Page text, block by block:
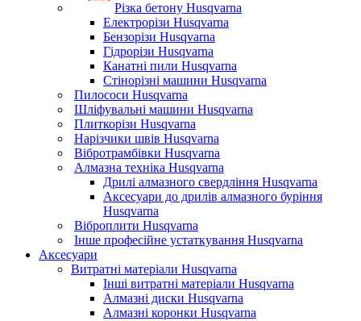
Різка бетону Husqvarna
Електрорізи Husqvarna
Бензорізи Husqvarna
Гідрорізи Husqvarna
Канатні пили Husqvarna
Стінорізні машини Husqvarna
Пилососи Husqvarna
Шліфувальні машини Husqvarna
Плиткорізи Husqvarna
Нарізчики швів Husqvarna
Вібротрамбівки Husqvarna
Алмазна техніка Husqvarna
Дрилі алмазного свердління Husqvarna
Аксесуари до дрилів алмазного буріння
Husqvarna
Віброплити Husqvarna
Інше професійне устаткування Husqvarna
Аксесуари
Витратні матеріали Husqvarna
Інші витратні матеріали Husqvarna
Алмазні диски Husqvarna
Алмазні коронки Husqvarna